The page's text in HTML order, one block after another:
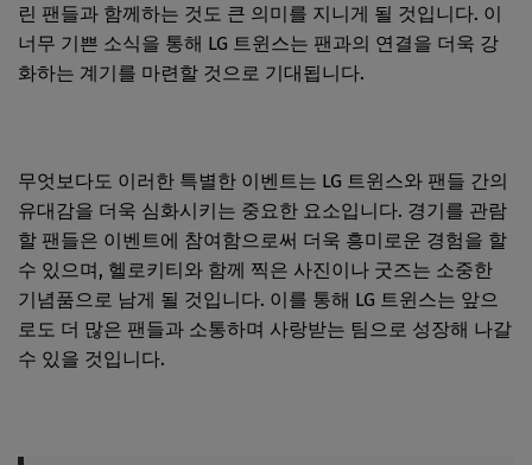
린 팬들과 함께하는 것도 큰 의미를 지니게 될 것입니다. 이
너무 기쁜 소식을 통해 LG 트윈스는 팬과의 연결을 더욱 강
화하는 계기를 마련할 것으로 기대됩니다.
무엇보다도 이러한 특별한 이벤트는 LG 트윈스와 팬들 간의
유대감을 더욱 심화시키는 중요한 요소입니다. 경기를 관람
할 팬들은 이벤트에 참여함으로써 더욱 흥미로운 경험을 할
수 있으며, 헬로키티와 함께 찍은 사진이나 굿즈는 소중한
기념품으로 남게 될 것입니다. 이를 통해 LG 트윈스는 앞으
로도 더 많은 팬들과 소통하며 사랑받는 팀으로 성장해 나갈
수 있을 것입니다.